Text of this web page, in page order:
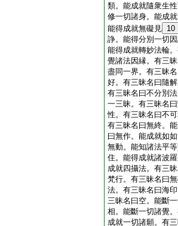
類。能成就隨衆生
修一切諸身。能成
能得成就無礙見 10
諍。能得分別一切
能得成就轉妙法輪
覺諸法因縁。有三
盡同一界。有三昧
好。有三昧名曰隨
有三昧名曰不分別
一三昧。有三昧名
性。有三昧名曰不
有三昧名曰無終。
曰無作。能成就如
無動。能知諸法平
住。能得成就諸波
成就四攝法。有三
梵行。有三昧名曰
法。有三昧名曰海
三昧名曰空。能斷
相。能斷一切諸覺
成就一切諸願。有